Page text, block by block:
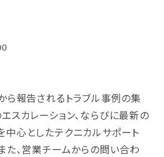
ら報告されるトラブル事例の集
スカレーション、ならびに最新の
心としたテクニカルサポート
た、営業チームからの問い合わ